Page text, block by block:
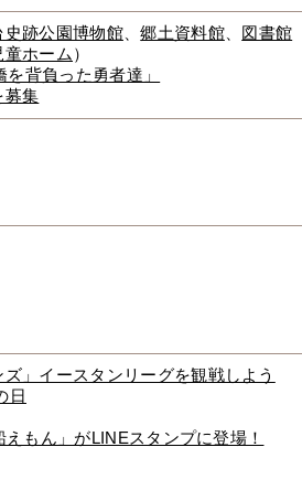
史跡公園博物館、郷土資料館、
図書館
童ホーム）
背負った勇者達」
募集
」イースタンリーグを観戦しよう
日
もん」がLINEスタンプに登場！